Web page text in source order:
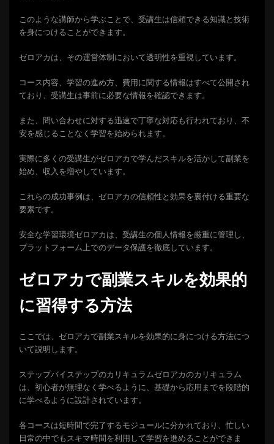
このような講師から学ぶことで、受講生は信頼できる知識と技術
を身につけることができます。
ゼロアカは、その運営体制において透明性を重視しています。
コース内容、学習の進め方、費用に関する情報はすべて公開され
ており、受講生は事前に必要な情報を確認できます。
また、問い合わせに対する迅速で丁寧な対応も行われており、不
安を感じることなく学習を始められます。
実際に多くの受講生がゼロアカで学んだスキルを活かして副業を
始め、収入を増やしています。
これらの成功事例は、ゼロアカの信頼性と効果を裏付ける重要な
要素です。
安全な学習環境ゼロアカは、受講生の個人情報を厳重に管理し、
プラットフォーム上でのデータ保護を徹底しています。
ゼロアカで副業スキルを効果的
に習得する方法
ここでは、ゼロアカで副業スキルを効果的に身につける方法につ
いて説明します。
ステップバイステップのカリキュラムゼロアカのカリキュラム
は、初心者が無理なく学べるように、基礎から応用までを段階的
に学べるように設計されています。
各コースは短時間で完了するモジュールに分かれており、忙しい
日常の中でもスキマ時間を利用して学習を進めることができま